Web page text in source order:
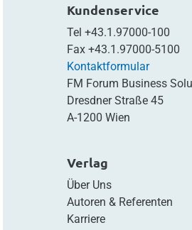
Kundenservice
Tel +43.1.97000-100
Fax +43.1.97000-5100
Kontaktformular
FM Forum Business
Dresdner Straße 45
A-1200 Wien
Verlag
Über Uns
Autoren & Referenten
Karriere